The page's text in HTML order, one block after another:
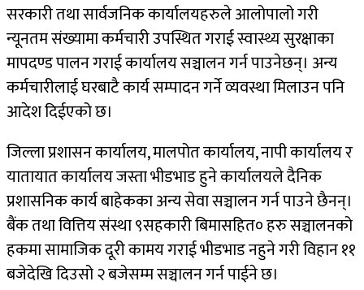
सरकारी तथा सार्वजनिक कार्यालयहरुले आलोपालो गरी
न्यूनतम संख्यामा कर्मचारी उपस्थित गराई स्वास्थ्य सुरक्षाका
मापदण्ड पालन गराई कार्यालय सञ्चालन गर्न पाउनेछन्। अन्य
कर्मचारीलाई घरबाटै कार्य सम्पादन गर्ने व्यवस्था मिलाउन पनि
आदेश दिईएको छ।
जिल्ला प्रशासन कार्यालय, मालपोत कार्यालय, नापी कार्यालय र
यातायात कार्यालय जस्ता भीडभाड हुने कार्यालयले दैनिक
प्रशासनिक कार्य बाहेकका अन्य सेवा सञ्चालन गर्न पाउने छैनन्।
बैंक तथा वित्तिय संस्था ९सहकारी बिमासहित० हरु सञ्चालनको
हकमा सामाजिक दूरी कामय गराई भीडभाड नहुने गरी विहान ११
बजेदेखि दिउसो २ बजेसम्म सञ्चालन गर्न पाईने छ।